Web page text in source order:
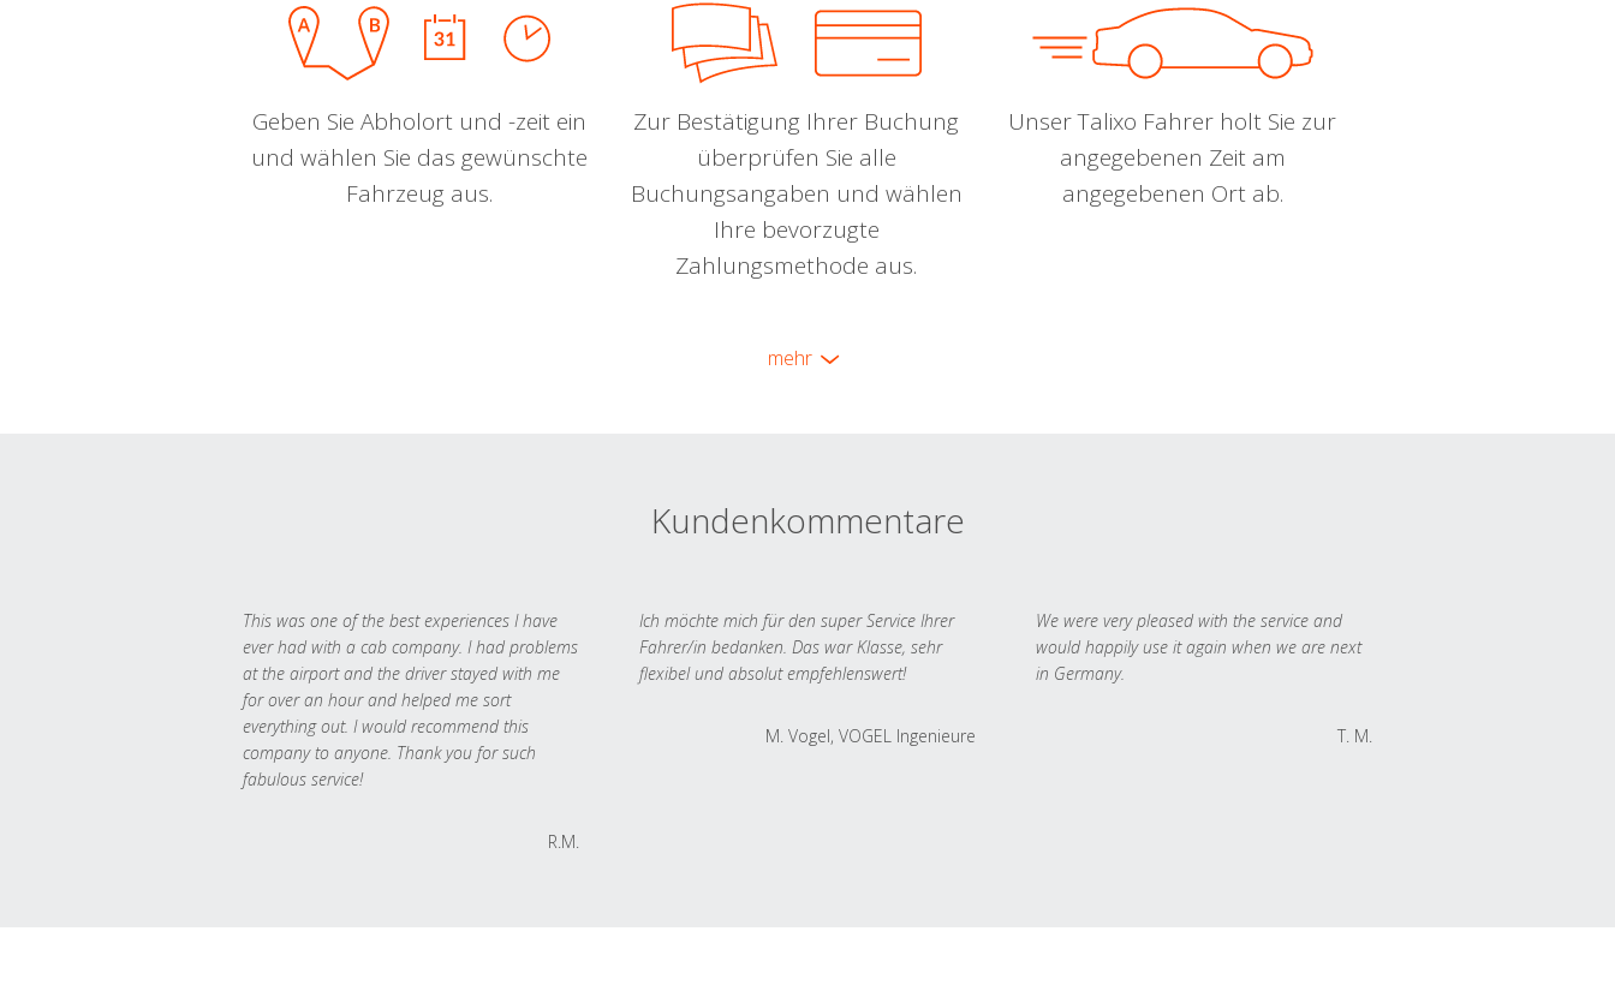
Geben Sie Abholort und -zeit ein
und wählen Sie das gewünschte
Fahrzeug aus.
Zur Bestätigung Ihrer Buchung
überprüfen Sie alle
Buchungsangaben und wählen
Ihre bevorzugte
Zahlungsmethode aus.
Unser Talixo Fahrer holt Sie zur
angegebenen Zeit am
angegebenen Ort ab.
mehr
Kundenkommentare
This was one of the best experiences I have
ever had with a cab company. I had problems
at the airport and the driver stayed with me
for over an hour and helped me sort
everything out. I would recommend this
company to anyone. Thank you for such
fabulous service!
R.M.
Ich möchte mich für den super Service Ihrer
Fahrer/in bedanken. Das war Klasse, sehr
flexibel und absolut empfehlenswert!
M. Vogel, VOGEL Ingenieure
We were very pleased with the service and
would happily use it again when we are next
in Germany.
T. M.